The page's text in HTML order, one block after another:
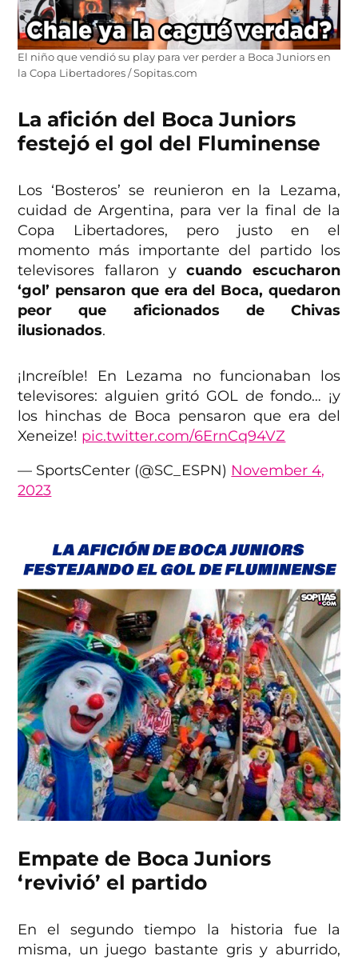
El niño que vendió su play para ver perder a Boca Juniors en
la Copa Libertadores / Sopitas.com
La afición del Boca Juniors
festejó el gol del Fluminense
Los ‘Bosteros’ se reunieron en la Lezama,
cuidad de Argentina, para ver la final de la
Copa Libertadores, pero justo en el
momento más importante del partido los
televisores fallaron ycuando escucharon
‘gol’ pensaron que era del Boca, quedaron
peor que aficionados de Chivas
ilusionados.
¡Increíble! En Lezama no funcionaban los
televisores: alguien gritó GOL de fondo… ¡y
los hinchas de Boca pensaron que era del
Xeneize! pic.twitter.com/6ErnCq94VZ
— SportsCenter (@SC_ESPN) November 4,
2023
Empate de Boca Juniors
‘revivió’ el partido
En el segundo tiempo la historia fue la
misma, un juego bastante gris y aburrido,